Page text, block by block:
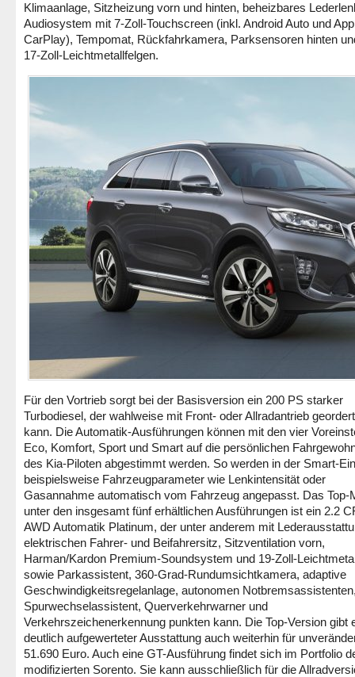
Klimaanlage, Sitzheizung vorn und hinten, beheizbares
Audiosystem mit 7-Zoll-Touchscreen (inkl. Android Auto und
CarPlay), Tempomat, Rückfahrkamera, Parksensoren hinten
17-Zoll-Leichtmetallfelgen.
Für den Vortrieb sorgt bei der Basisversion ein 200 PS starker
Turbodiesel, der wahlweise mit Front- oder Allradantrieb
kann. Die Automatik-Ausführungen können mit den vier
Eco, Komfort, Sport und Smart auf die persönlichen
des Kia-Piloten abgestimmt werden. So werden in der Smart-
beispielsweise Fahrzeugparameter wie Lenkintensität oder
Gasannahme automatisch vom Fahrzeug angepasst. Das Top-
unter den insgesamt fünf erhältlichen Ausführungen ist ein 2.2
AWD Automatik Platinum, der unter anderem mit
elektrischen Fahrer- und Beifahrersitz, Sitzventilation vorn,
Harman/Kardon Premium-Soundsystem und 19-Zoll-
sowie Parkassistent, 360-Grad-Rundumsichtkamera, adaptive
Geschwindigkeitsregelanlage, autonomen
Spurwechselassistent, Querverkehrwarner und
Verkehrszeichenerkennung punkten kann. Die Top-Version gibt
deutlich aufgewerteter Ausstattung auch weiterhin für
51.690 Euro. Auch eine GT-Ausführung findet sich im Portfolio
modifizierten Sorento. Sie kann ausschließlich für die